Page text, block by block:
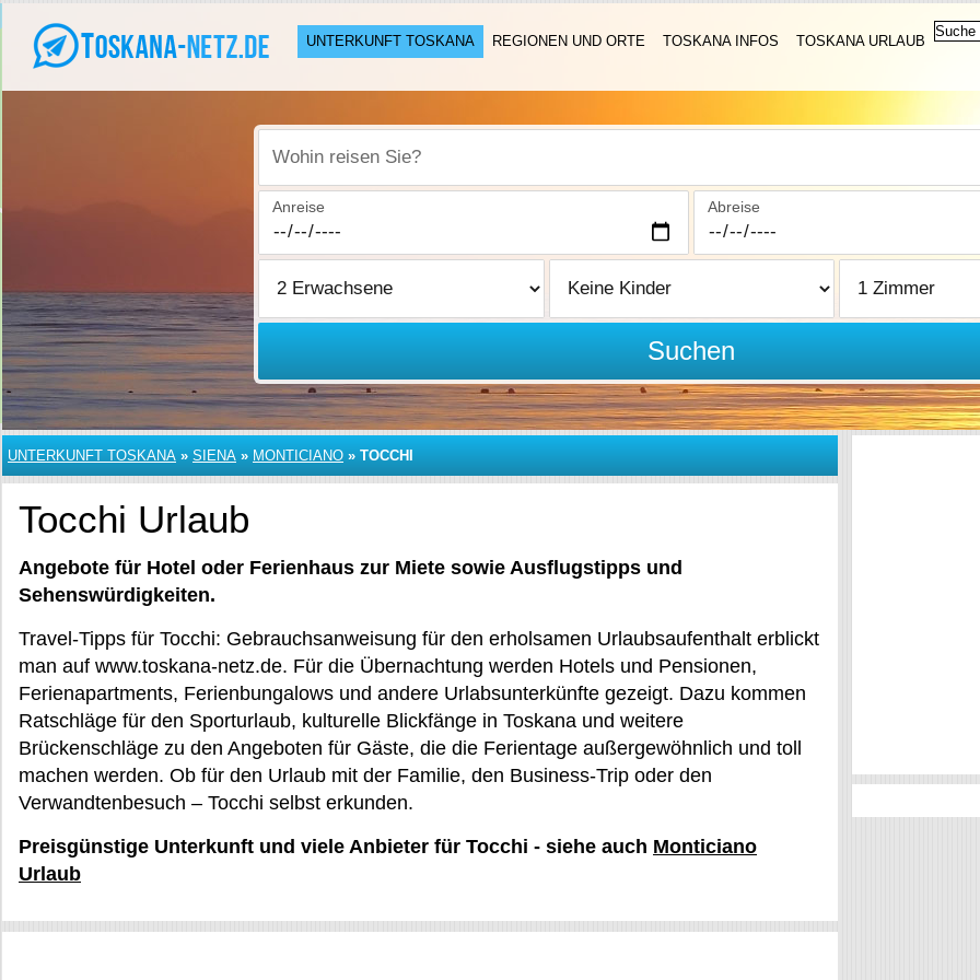
UNTERKUNFT TOSKANA REGIONEN UND ORTE TOSKANA INFOS TOSKANA URLAUB
Wohin reisen Sie?
Anreise Abreise
Suchen
UNTERKUNFT TOSKANA » SIENA » MONTICIANO » TOCCHI
Tocchi Urlaub
Angebote für Hotel oder Ferienhaus zur Miete sowie Ausflugstipps und
Sehenswürdigkeiten.
Travel-Tipps für Tocchi: Gebrauchsanweisung für den erholsamen Urlaubsaufenthalt erblickt
man auf www.toskana-netz.de. Für die Übernachtung werden Hotels und Pensionen,
Ferienapartments, Ferienbungalows und andere Urlabsunterkünfte gezeigt. Dazu kommen
Ratschläge für den Sporturlaub, kulturelle Blickfänge in Toskana und weitere
Brückenschläge zu den Angeboten für Gäste, die die Ferientage außergewöhnlich und toll
machen werden. Ob für den Urlaub mit der Familie, den Business-Trip oder den
Verwandtenbesuch – Tocchi selbst erkunden.
Preisgünstige Unterkunft und viele Anbieter für Tocchi - siehe auch Monticiano
Urlaub